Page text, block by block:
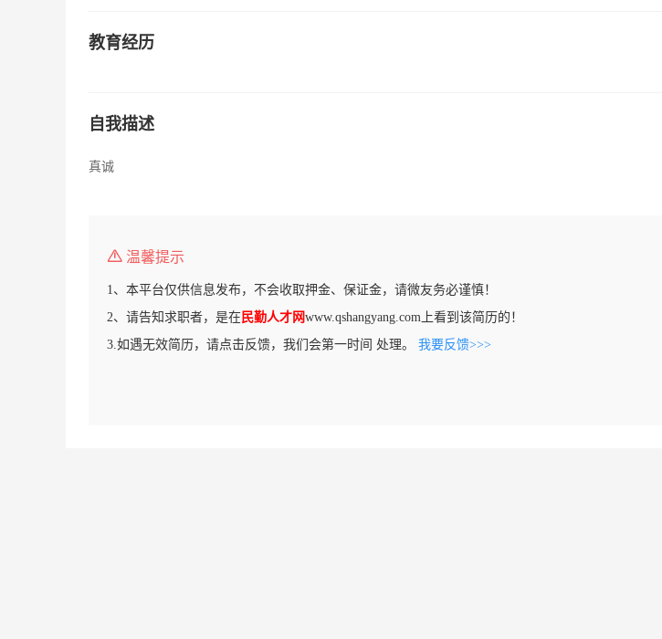
教育经历
自我描述
真诚
温馨提示
1、本平台仅供信息发布，不会收取押金、保证金，请微友务必谨慎！
2、请告知求职者，是在 民勤人才网www.qshangyang.com上看到该简历的！
3.如遇无效简历，请点击反馈，我们会第一时间 处理。 我要反馈>>>